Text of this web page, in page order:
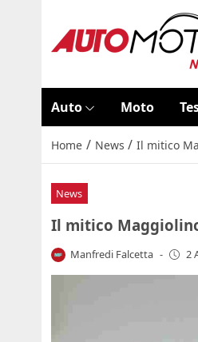
Auto Moto
Home / News / Il mitico
News
Il mitico
Manfredi Falcetta - 2